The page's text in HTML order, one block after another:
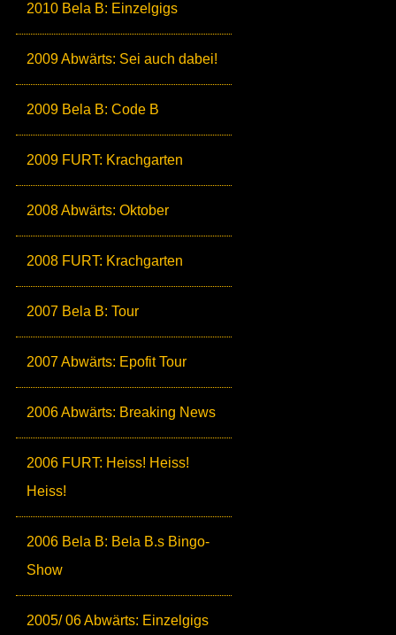
2010 Bela B: Einzelgigs
2009 Abwärts: Sei auch dabei!
2009 Bela B: Code B
2009 FURT: Krachgarten
2008 Abwärts: Oktober
2008 FURT: Krachgarten
2007 Bela B: Tour
2007 Abwärts: Epofit Tour
2006 Abwärts: Breaking News
2006 FURT: Heiss! Heiss!
Heiss!
2006 Bela B: Bela B.s Bingo-
Show
2005/ 06 Abwärts: Einzelgigs